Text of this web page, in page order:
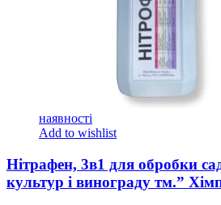
наявності
Add to wishlist
Нітрафен, 3в1 для обробки
культур і винограду тм.”